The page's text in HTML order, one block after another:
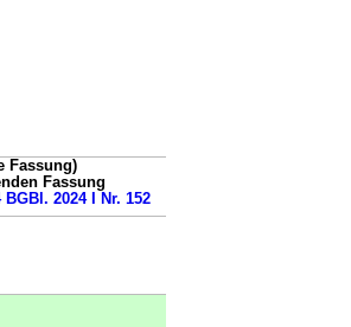
Fassung)
Fassung
2024 I Nr. 152